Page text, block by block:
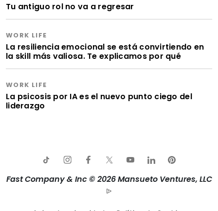
Tu antiguo rol no va a regresar
WORK LIFE
La resiliencia emocional se está convirtiendo en
la skill más valiosa. Te explicamos por qué
WORK LIFE
La psicosis por IA es el nuevo punto ciego del
liderazgo
Fast Company & Inc © 2026 Mansueto Ventures, LLC